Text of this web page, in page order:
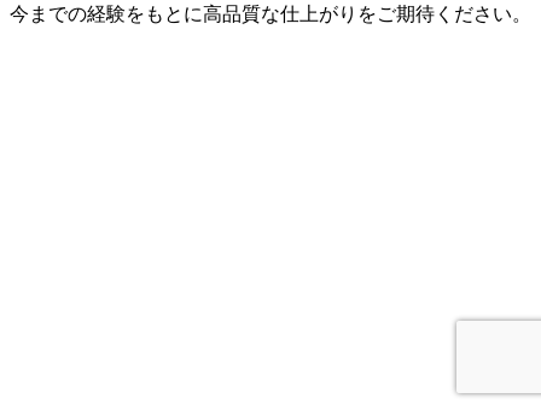
今までの経験をもとに高品質な仕上がりをご期待ください。